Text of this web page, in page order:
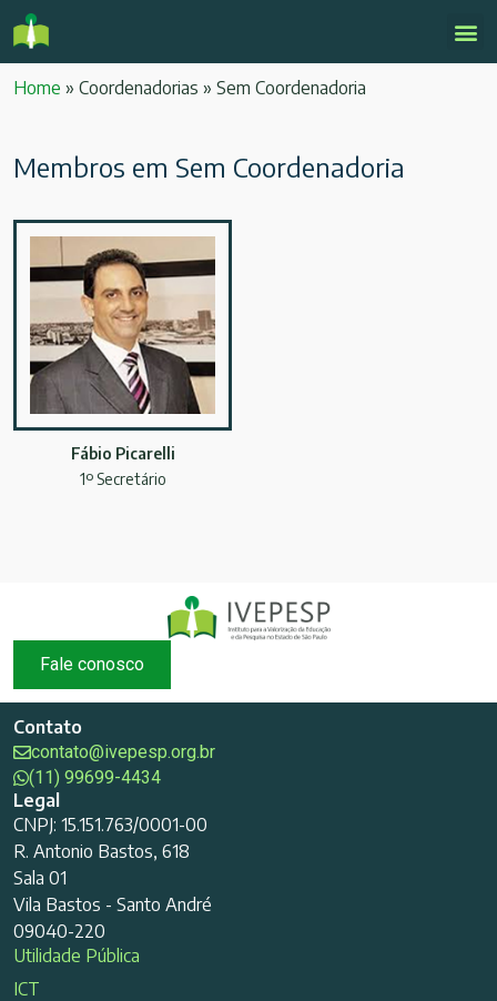
Home » Coordenadorias » Sem Coordenadoria
Membros em Sem Coordenadoria
Fábio Picarelli
1º Secretário
Fale conosco
Contato
contato@ivepesp.org.br
(11) 99699-4434
Legal
CNPJ: 15.151.763/0001-00
R. Antonio Bastos, 618
Sala 01
Vila Bastos - Santo André
09040-220
Utilidade Pública
ICT